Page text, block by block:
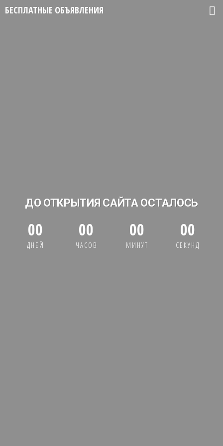
БЕСПЛАТНЫЕ ОБЪЯВЛЕНИЯ
ДО ОТКРЫТИЯ САЙТА ОСТАЛОСЬ
00
ДНЕЙ
00
ЧАСОВ
00
МИНУТ
00
СЕКУНД